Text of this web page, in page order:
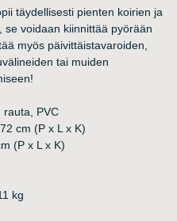
täydellisesti pienten koirien ja
se voidaan kiinnittää pyörään
myös päivittäistavaroiden,
tai muiden
rauta, PVC
cm (P x L x K)
(P x L x K)
kg